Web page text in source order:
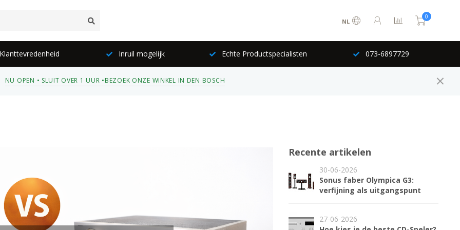
NL
0
Inruil mogelijk Echte Productspecialisten 073-6897729
NU OPEN • SLUIT OVER 1 UUR •BEZOEK ONZE WINKEL IN DEN BOSCH
Recente artikelen
30-06-2026
Sonus faber Olympica G3:
verfijning als uitgangspunt
27-06-2026